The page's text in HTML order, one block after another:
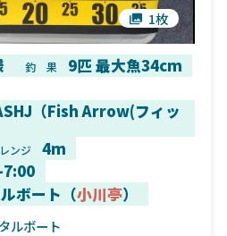
1枚
釣 果 9匹 最大魚34cm
（Fish Arrow(フィッ
レンジ 4m
ボート（小川亭）
ルボート